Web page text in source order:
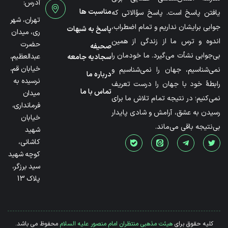
یافتن پاسخ است. پاسخ سؤالاتی که
جوابی برایشان نداریم و تمام اضطراب،
اندوه و ترس ما از زندگی از همین
بی‌جوابی نشأت می‌گیرد. ما خودمان را
نمی‌شناسیم، جهان را نمی‌شناسیم و
رابطۀ خود با جهان را درست تعریف
نمی‌کنیم؛ در نتیجه تمام تلاش ما برای
رسیدن به عشق، آرامش و شادی پایدار
بی‌نتیجه باقی می‌ماند.
مناسبت ها
پاسخ به شبهات
صحیفه
سجادیه جامعه
درباره ما
تماس با ما
آدرس:
تهران، شهر
ری، میدان
حضرت
عبدالعظیم،
خیابان قم،
نرسیده به
میدان
فرمانداری،
خیابان
شهید
کاشانی،
کوچه شهید
سید برزگر،
پلاک 13
کلیه حقوق برایهیئت مذهبی منتظران امام منصور علیه السلاممحفوظ می باشد.